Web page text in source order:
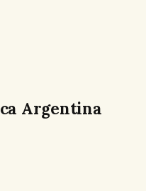
Argentina